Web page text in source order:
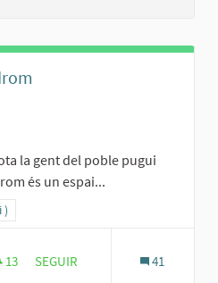
la gent del poble pugui
és un espai...
2- Esports (Tot el municipi )
)
13 13 SEGUIDORES
SEGUIR 41